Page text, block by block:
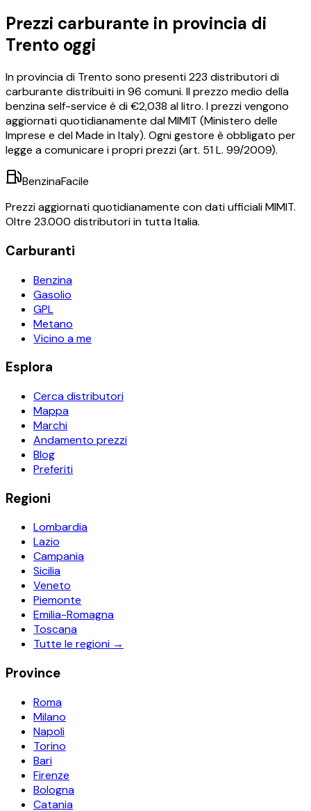
Prezzi carburante in provincia di
Trento oggi
In provincia di Trento sono presenti223 distributori di
carburante distribuiti in96 comuni. Il prezzo medio della
benzina self-service è di €2,038 al litro. I prezzi vengono
aggiornati quotidianamente dal MIMIT (Ministero delle
Imprese e del Made in Italy). Ogni gestore è obbligato per
legge a comunicare i propri prezzi (art. 51 L. 99/2009).
BenzinaFacile
Prezzi aggiornati quotidianamente con dati ufficiali MIMIT.
Oltre 23.000 distributori in tutta Italia.
Carburanti
Benzina
Gasolio
GPL
Metano
Vicino a me
Esplora
Cerca distributori
Mappa
Marchi
Andamento prezzi
Blog
Preferiti
Regioni
Lombardia
Lazio
Campania
Sicilia
Veneto
Piemonte
Emilia-Romagna
Toscana
Tutte le regioni →
Province
Roma
Milano
Napoli
Torino
Bari
Firenze
Bologna
Catania